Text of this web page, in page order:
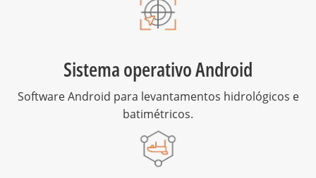
Sistema operativo Android
Software Android para levantamentos hidrológicos e
batimétricos.